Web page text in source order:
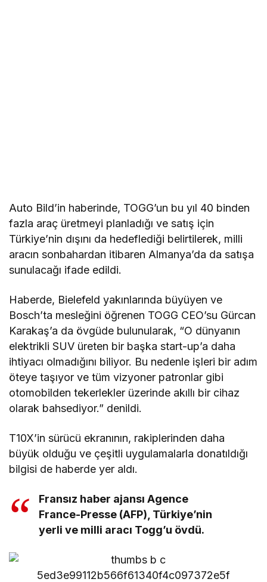
Auto Bild’in haberinde, TOGG’un bu yıl 40 binden
fazla araç üretmeyi planladığı ve satış için
Türkiye’nin dışını da hedeflediği belirtilerek, milli
aracın sonbahardan itibaren Almanya’da da satışa
sunulacağı ifade edildi.
Haberde, Bielefeld yakınlarında büyüyen ve
Bosch’ta mesleğini öğrenen TOGG CEO’su Gürcan
Karakaş’a da övgüde bulunularak, “O dünyanın
elektrikli SUV üreten bir başka start-up’a daha
ihtiyacı olmadığını biliyor. Bu nedenle işleri bir adım
öteye taşıyor ve tüm vizyoner patronlar gibi
otomobilden tekerlekler üzerinde akıllı bir cihaz
olarak bahsediyor.” denildi.
T10X’in sürücü ekranının, rakiplerinden daha
büyük olduğu ve çeşitli uygulamalarla donatıldığı
bilgisi de haberde yer aldı.
Fransız haber ajansı Agence
France-Presse (AFP), Türkiye’nin
yerli ve milli aracı Togg’u övdü.